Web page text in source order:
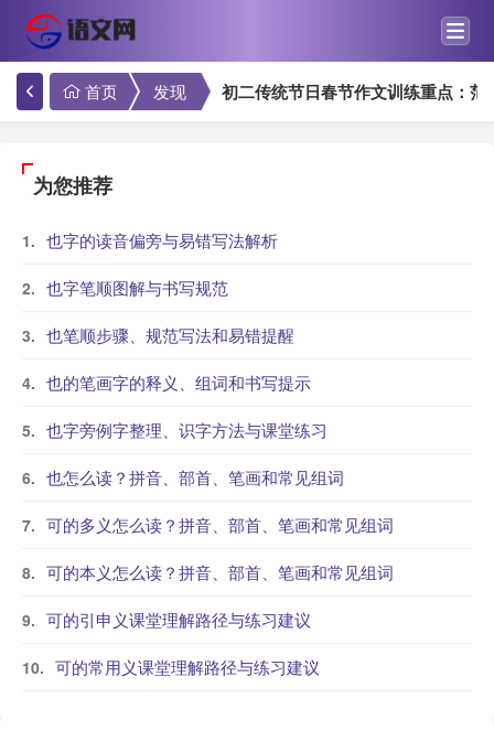
首页 发现 初二传统节日春节作文训练重点：
为您推荐
也字的读音偏旁与易错写法解析
也字笔顺图解与书写规范
也笔顺步骤、规范写法和易错提醒
也的笔画字的释义、组词和书写提示
也字旁例字整理、识字方法与课堂练习
也怎么读？拼音、部首、笔画和常见组词
可的多义怎么读？拼音、部首、笔画和常见组词
可的本义怎么读？拼音、部首、笔画和常见组词
可的引申义课堂理解路径与练习建议
可的常用义课堂理解路径与练习建议